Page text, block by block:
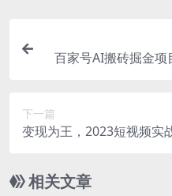
百家号AI搬砖掘金项
下一篇
变现为王，2023短视频实
相关文章